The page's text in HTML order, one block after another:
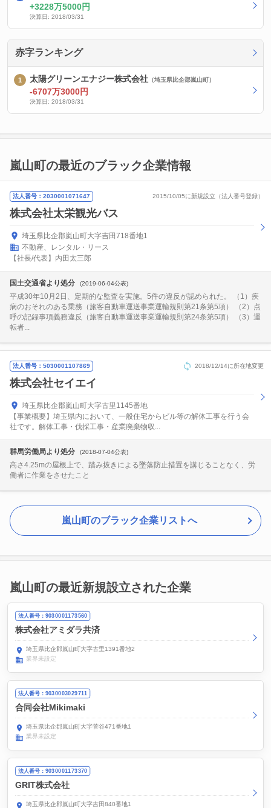
3228万5000円
決算日: 2018/03/31
赤字ランキング
太陽グリーンエナジー株式会社 （埼玉県比企郡嵐山町）
-6707万3000円
決算日: 2018/03/31
嵐山町の最近のブラック企業情報
法人番号：2030001071647 2015/10/05に新規設立（法人番号登録）
株式会社太栄観光バス
埼玉県比企郡嵐山町大字吉田718番地1
不動産、レンタル・リース
【社長/代表】内田太三郎
国土交通省より処分 (2019-06-04公表)
平成30年10月2日、定期的な監査を実施。5件の違反が認められた。 （1）疾
病のおそれのある乗務（旅客自動車運送事業運輸規則第21条第5項） （2）点
呼の記録事項義務違反（旅客自動車運送事業運輸規則第24条第5項） （3）運
転者...
法人番号：5030001107869 2018/12/14に所在地変更
株式会社セイエイ
埼玉県比企郡嵐山町大字古里1145番地
【事業概要】埼玉県内において、一般住宅からビル等の解体工事を行う会
社です。解体工事・伐採工事・産業廃棄物収...
群馬労働局より処分 (2018-07-04公表)
高さ4.25mの屋根上で、踏み抜きによる墜落防止措置を講じることなく、労
働者に作業をさせたこと
嵐山町のブラック企業リストへ
嵐山町の最近新規設立された企業
法人番号：9030001173560
株式会社アミダラ共済
埼玉県比企郡嵐山町大字古里1391番地2
業界未設定
法人番号：9030003029711
合同会社Mikimaki
埼玉県比企郡嵐山町大字菅谷471番地1
業界未設定
法人番号：9030001173370
GRIT株式会社
埼玉県比企郡嵐山町大字吉田840番地1